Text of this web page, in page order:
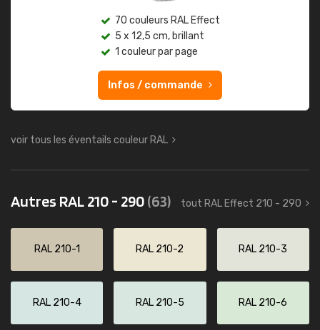
70 couleurs RAL Effect
5 x 12,5 cm, brillant
1 couleur par page
Infos / commande
voir tous les éventails couleur RAL
Autres RAL 210 - 290(63) tout RAL Effect 210 - 290
RAL 210-1 RAL 210-2 RAL 210-3
RAL 210-4 RAL 210-5 RAL 210-6